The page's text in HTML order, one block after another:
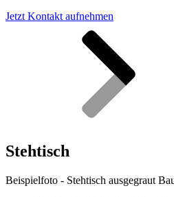
Jetzt Kontakt aufnehmen
Stehtisch
Beispielfoto - Stehtisch ausgegraut